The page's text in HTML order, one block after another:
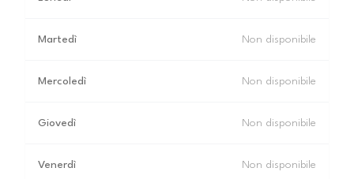
Martedì Non disponibile
Mercoledì Non disponibile
Giovedì Non disponibile
Venerdì Non disponibile